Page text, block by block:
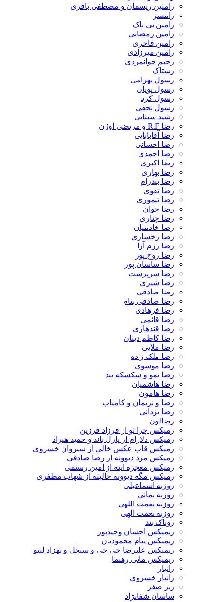
رامتین ریسمان و مصطفی باقری
رامسز
رامین بی باک
رامین رمضانی
رامین فاخری
رامین میرزادی
رحیم جوانمردی
رستاک
رسول بهرامی
رسول پویان
رسول کرد
رسول نجفی
رشید سینایی
رضا R.F و مرتضی اوژن
رضا آقابابایی
رضا احسانی
رضا احمدی
رضا اکبری
رضا بهاری
رضا بیدرام
رضا تقوی
رضا تیموری
رضا جوان
رضا چناری
رضا خادمیان
رضا رخساری
رضا رزم آرا
رضا روح پور
رضا ساسان پور
رضا سرپرست
رضا شیری
رضا صادقی
رضا صادقی بنام
رضا فرهادی
رضا قائمی
رضا قندهاری
رضا کاظم دینان
رضا ملایی
رضا ملک زاده
رضا موسوی
رضا نمو و سکسکه بند
رضا هاشمیان
رضا هامون
رضا و نریمان و کامیاب
رضا یزدانی
رضالون
رمیکس چرا تو از فرزاد فرزین
رمیکس دلارام از پازل باند و حمید هیراد
رمیکس قاب عکس خالی از سیروان خسروی
رمیکس مرد دیوونه از رضا صادقی
رمیکس معجزه اینه از امین رستمی
رمیکس مگه دیوونه حالیته از شهاب مظفری
روزبه اسماعیلی
روزبه بمانی
روزبه نعمت اللهی
روزبه نعمت الهی
روناک بند
ریمیکس احسان وحیدپور
ریمیکس پیام محمودیان
ریمیکس علیرضا جی جی و سیجل و بهزاد لیتو
ریمیکس مانی رهنما
زانیار
زانیار خسروی
زیر صفر
ساسان شفانژاد